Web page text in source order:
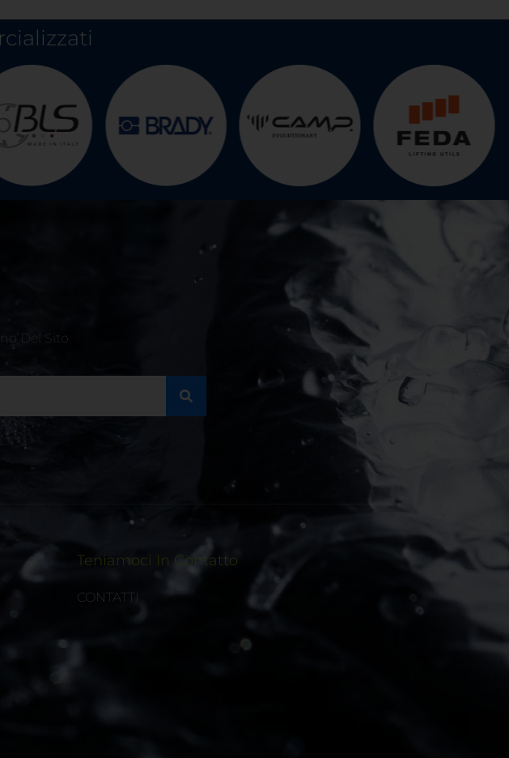
Del Sito
Teniamoci In Contatto
CONTATTI